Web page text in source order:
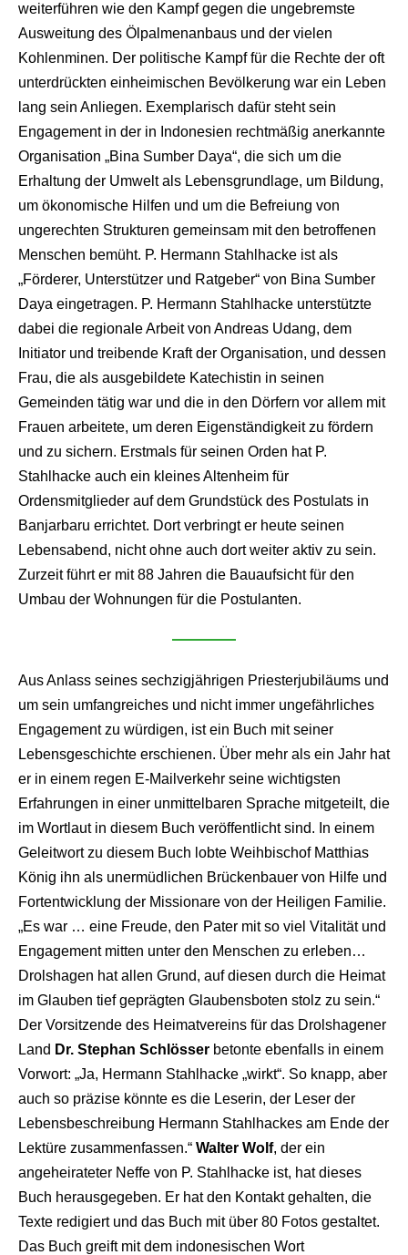
weiterführen wie den Kampf gegen die ungebremste
Ausweitung des Ölpalmenanbaus und der vielen
Kohlenminen. Der politische Kampf für die Rechte der oft
unterdrückten einheimischen Bevölkerung war ein Leben
lang sein Anliegen. Exemplarisch dafür steht sein
Engagement in der in Indonesien rechtmäßig anerkannte
Organisation „Bina Sumber Daya“, die sich um die
Erhaltung der Umwelt als Lebensgrundlage, um Bildung,
um ökonomische Hilfen und um die Befreiung von
ungerechten Strukturen gemeinsam mit den betroffenen
Menschen bemüht. P. Hermann Stahlhacke ist als
„Förderer, Unterstützer und Ratgeber“ von Bina Sumber
Daya eingetragen. P. Hermann Stahlhacke unterstützte
dabei die regionale Arbeit von Andreas Udang, dem
Initiator und treibende Kraft der Organisation, und dessen
Frau, die als ausgebildete Katechistin in seinen
Gemeinden tätig war und die in den Dörfern vor allem mit
Frauen arbeitete, um deren Eigenständigkeit zu fördern
und zu sichern. Erstmals für seinen Orden hat P.
Stahlhacke auch ein kleines Altenheim für
Ordensmitglieder auf dem Grundstück des Postulats in
Banjarbaru errichtet. Dort verbringt er heute seinen
Lebensabend, nicht ohne auch dort weiter aktiv zu sein.
Zurzeit führt er mit 88 Jahren die Bauaufsicht für den
Umbau der Wohnungen für die Postulanten.
Aus Anlass seines sechzigjährigen Priesterjubiläums und
um sein umfangreiches und nicht immer ungefährliches
Engagement zu würdigen, ist ein Buch mit seiner
Lebensgeschichte erschienen. Über mehr als ein Jahr hat
er in einem regen E-Mailverkehr seine wichtigsten
Erfahrungen in einer unmittelbaren Sprache mitgeteilt, die
im Wortlaut in diesem Buch veröffentlicht sind. In einem
Geleitwort zu diesem Buch lobte Weihbischof Matthias
König ihn als unermüdlichen Brückenbauer von Hilfe und
Fortentwicklung der Missionare von der Heiligen Familie.
„Es war … eine Freude, den Pater mit so viel Vitalität und
Engagement mitten unter den Menschen zu erleben…
Drolshagen hat allen Grund, auf diesen durch die Heimat
im Glauben tief geprägten Glaubensboten stolz zu sein.“
Der Vorsitzende des Heimatvereins für das Drolshagener
Land Dr. Stephan Schlösser betonte ebenfalls in einem
Vorwort: „Ja, Hermann Stahlhacke „wirkt“. So knapp, aber
auch so präzise könnte es die Leserin, der Leser der
Lebensbeschreibung Hermann Stahlhackes am Ende der
Lektüre zusammenfassen.“ Walter Wolf, der ein
angeheirateter Neffe von P. Stahlhacke ist, hat dieses
Buch herausgegeben. Er hat den Kontakt gehalten, die
Texte redigiert und das Buch mit über 80 Fotos gestaltet.
Das Buch greift mit dem indonesischen Wort